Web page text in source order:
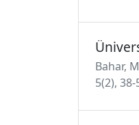
Bahar,
5(2), 38-